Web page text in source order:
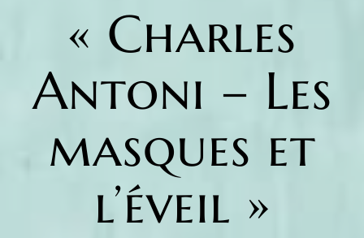
« Charles
Antoni – Les
masques et
l’éveil »